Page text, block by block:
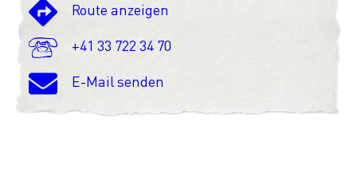
Route anzeigen
+41 33 722 34 70
E-Mail senden